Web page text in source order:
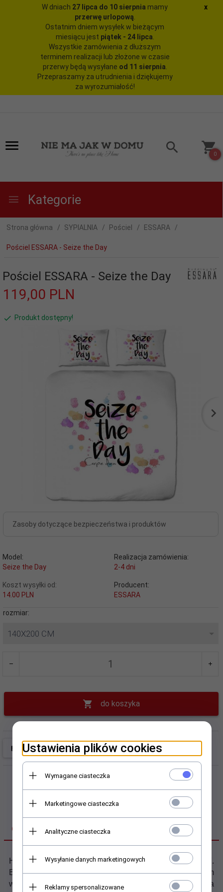
W dniach 27 lipca do 10 sierpnia mamy
przerwę urlopową.
Ostatnim dniem wysyłek w bieżącym
miesiącu jest piątek - 24 lipca.
Wszystkie zamówienia z dłuższym
terminem realizacji lub złożone w czasie
przerwy będą wysyłane od 11 sierpnia.
Przepraszamy za utrudnienia i dziękujemy
za wyrozumiałość!
x
0
Kategorie
Strona główna SYPIALNIA Pościel ESSARA
Pościel ESSARA - Seize the Day
Pościel ESSARA - Seize the Day
119,00 PLN
Produkt dostępny!
Zasoby dotyczące bezpieczeństwa i produktów
Model:
Seize the Day
Realizacja zamówienia:
2-4 dni
Koszt wysyłki od:
14.00 PLN
Producent:
ESSARA
rozmiar:
140X200 CM
do koszyka
OPIS PRODUKTU
Holenderska pościelESSARA - SEIZE THE DAY .
Bawełniana, biała pościel w kolorowym
wzorze.
Uniwersalna biała kolorystyka stanowi tło dla
Ustawienia plików cookies
Wymagane ciasteczka
Marketingowe ciasteczka
Analityczne ciasteczka
Wysyłanie danych marketingowych
Reklamy spersonalizowane